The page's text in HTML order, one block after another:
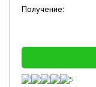
Получение:
5